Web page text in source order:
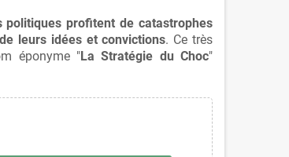
profitent de catastrophes
leurs idées et convictions. Ce très
éponyme "La Stratégie du Choc"